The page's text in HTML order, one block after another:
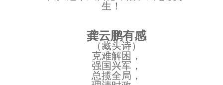
生！
龚云鹏有感
（藏头诗）
克难解困，
强国兴军，
总揽全局，